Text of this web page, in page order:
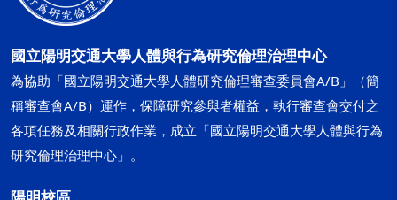
國立陽明交通大學人體與行為研究倫理治理中心
為協助「國立陽明交通大學人體研究倫理審查委員會A/B」（簡
稱審查會A/B）運作，保障研究參與者權益，執行審查會交付之
各項任務及相關行政作業，成立「國立陽明交通大學人體與行為
研究倫理治理中心」。